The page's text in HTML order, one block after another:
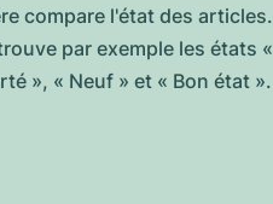
compare l'état des articles.
par exemple les états «
», « Neuf » et « Bon état ».